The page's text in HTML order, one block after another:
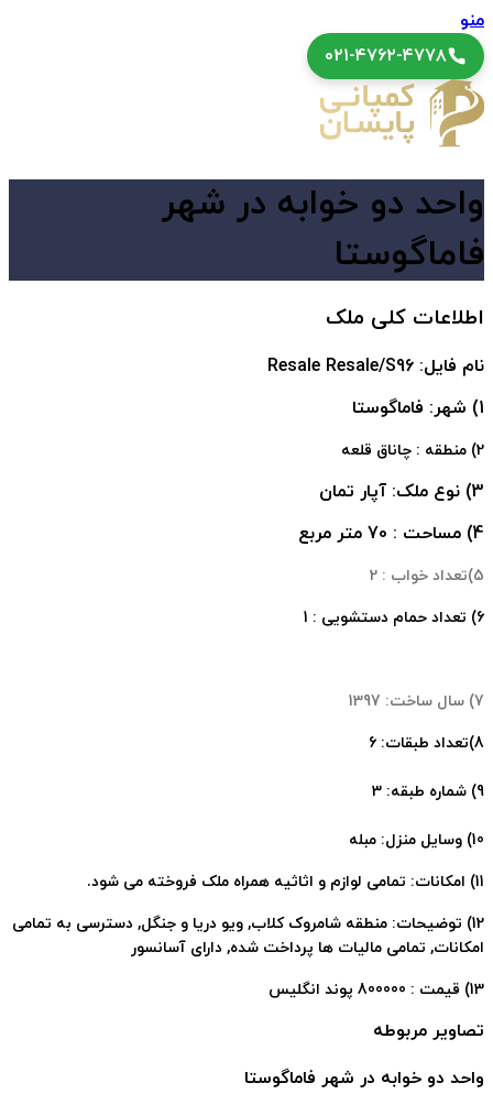
منو
۰۲۱-۴۷۶۲-۴۷۷۸
واحد دو خوابه در شهر
فاماگوستا
اطلاعات کلی ملک
نام فایل: Resale Resale/S96
1) شهر: فاماگوستا
2) منطقه : چاناق قلعه
3) نوع ملک: آپار تمان
4) مساحت : 70 متر مربع
5)تعداد خواب : 2
6) تعداد حمام دستشویی : 1
7) سال ساخت: 1397
8)تعداد طبقات: 6
9) شماره طبقه: 3
10) وسایل منزل: مبله
11) امکانات: تمامی لوازم و اثاثیه همراه ملک فروخته می شود.
12) توضیحات: منطقه شامروک کلاب, ویو دریا و جنگل, دسترسی به تمامی
امکانات, تمامی مالیات ها پرداخت شده, دارای آسانسور
13) قیمت : 800000 پوند انگلیس
تصاویر مربوطه
واحد دو خوابه در شهر فاماگوستا